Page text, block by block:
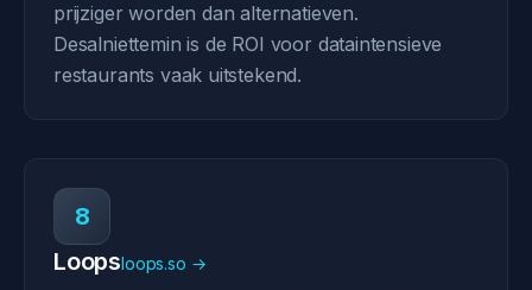
prijziger worden dan alternatieven.
Desalniettemin is de ROI voor dataintensieve
restaurants vaak uitstekend.
8
Loopsloops.so →